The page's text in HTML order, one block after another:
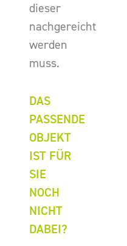
dieser
nachgereicht
werden
muss.
DAS
PASSENDE
OBJEKT
IST FÜR
SIE
NOCH
NICHT
DABEI?